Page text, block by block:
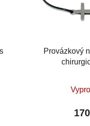
Provázkový